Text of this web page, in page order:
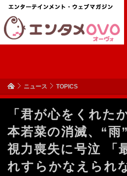
ニュース TOPICS
「君が心をくれた
本若菜の消滅、“雨
視力喪失に号泣 「
れすらかなえられ